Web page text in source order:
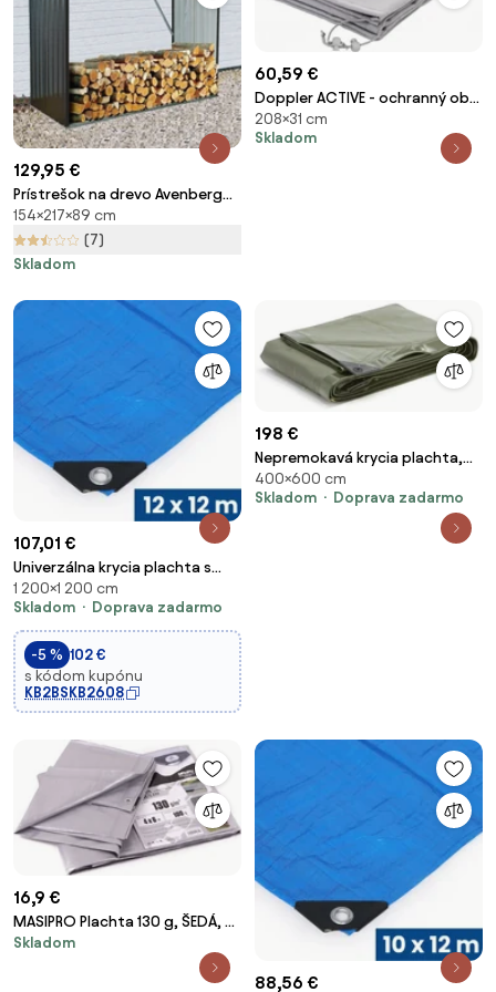
129,95 €
Prístrešok na drevo Avenberg
BALTIC OPTIMAL - Antracitová
154×217×89 cm
(7)
Skladom
60,59 €
Doppler ACTIVE - ochranný obal
pre stredové slnečníky 400 cm
a 300 x 200 cm
208×31 cm
Skladom
107,01 €
Univerzálna krycia plachta s
očkami, PE, 100 g/m2, 12 x 12 m
1 200×1 200 cm
Skladom
Doprava zadarmo
-5 % 102 €
s kódom kupónu
KB2BSKB2608
198 €
Nepremokavá krycia plachta,
4x6 m
400×600 cm
Skladom
Doprava zadarmo
16,9 €
MASIPRO Plachta 130 g, ŠEDÁ, 4
x 6 m
Skladom
88,56 €